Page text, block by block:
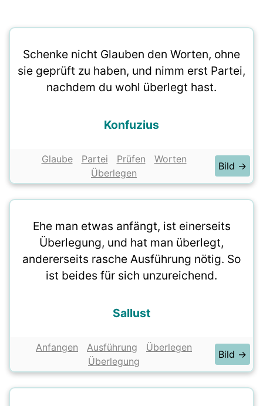
Schenke nicht Glauben den Worten, ohne
sie geprüft zu haben, und nimm erst Partei,
nachdem du wohl überlegt hast.
Konfuzius
Glaube Partei Prüfen
Worten
Überlegen
Bild →
Ehe man etwas anfängt, ist einerseits
Überlegung, und hat man überlegt,
andererseits rasche Ausführung nötig. So
ist beides für sich unzureichend.
Sallust
Anfangen Ausführung
Überlegen
Überlegung
Bild →